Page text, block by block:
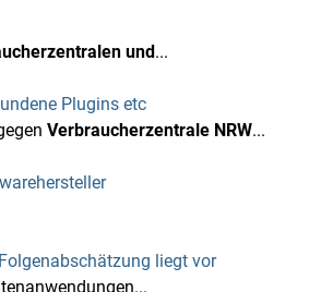
und...
Plugins etc
Verbraucherzentrale NRW...
liegt vor